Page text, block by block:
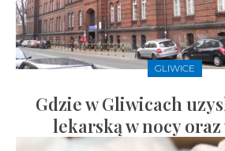
GLIWICE
Gdzie w Gliwicach
lekarską w nocy oraz